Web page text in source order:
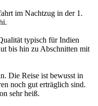
im Nachtzug in der 1.
typisch für Indien
bis hin zu Abschnitten mit
Die Reise ist bewusst in
noch gut erträglich sind.
sehr heiß.